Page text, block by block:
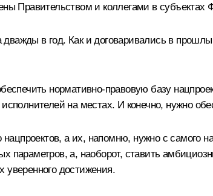
Правительством и коллегами в субъектах
в год. Как и договаривались в
нормативно-правовую базу
на местах. И конечно, нужно
а их, напомню, нужно с самого
параметров, а, наоборот, ставить
уверенного достижения.